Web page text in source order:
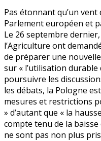
Pas étonnant qu’un
Parlement européen et
Le 26 septembre
l’Agriculture ont
de préparer une
sur « l’utilisation durable
poursuivre les
les débats, la Pologne
mesures et restrictions
» d’autant que « la
compte tenu de la
ne sont pas non plus